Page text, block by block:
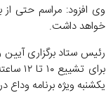
وی افزود: مراسم حتی از
خواهد داشت.
رئیس ستاد برگزاری آیین
یکشنبه ویژه برنامه وداع